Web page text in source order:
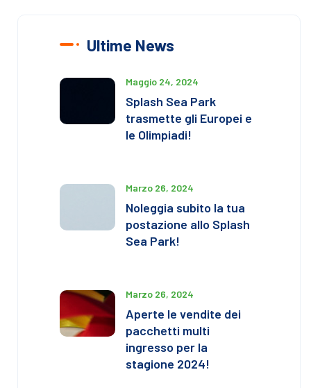
Ultime News
Maggio 24, 2024
Splash Sea Park
trasmette gli Europei e
le Olimpiadi!
Marzo 26, 2024
Noleggia subito la tua
postazione allo Splash
Sea Park!
Marzo 26, 2024
Aperte le vendite dei
pacchetti multi
ingresso per la
stagione 2024!